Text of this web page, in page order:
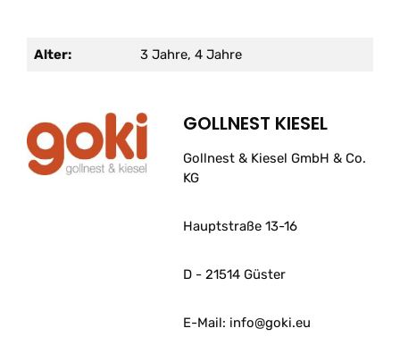
Alter: 3 Jahre, 4 Jahre
GOLLNEST KIESEL
Gollnest & Kiesel GmbH & Co.
KG
Hauptstraße 13-16
D - 21514 Güster
E-Mail: info@goki.eu